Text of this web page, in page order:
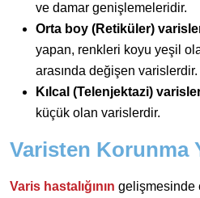
ve damar genişlemeleridir.
Orta boy (Retiküler)
yapan, renkleri koyu yeşil
arasında değişen varislerdir.
Kılcal (Telenjektazi)
küçük olan varislerdir.
Varisten Korunma
Varis hastalığının gelişmesinde